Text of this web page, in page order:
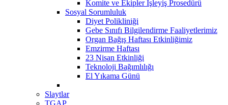
Komite ve Ekipler İşleyiş Prosedürü
Sosyal Sorumluluk
Diyet Polikliniği
Gebe Sınıfı Bilgilendirme Faaliyetlerimiz
Organ Bağış Haftası Etkinliğimiz
Emzirme Haftası
23 Nisan Etkinliği
Teknoloji Bağımlılığı
El Yıkama Günü
Slaytlar
TGAP